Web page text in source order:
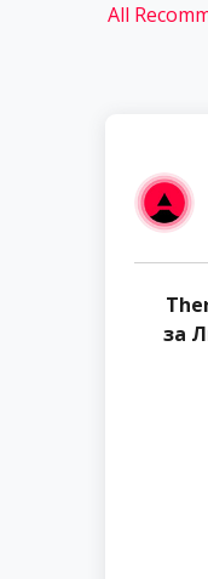
All
за